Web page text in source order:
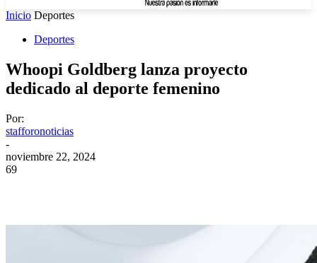
Inicio Deportes
Deportes
Whoopi Goldberg lanza proyecto
dedicado al deporte femenino
Por:
stafforonoticias
-
noviembre 22, 2024
69